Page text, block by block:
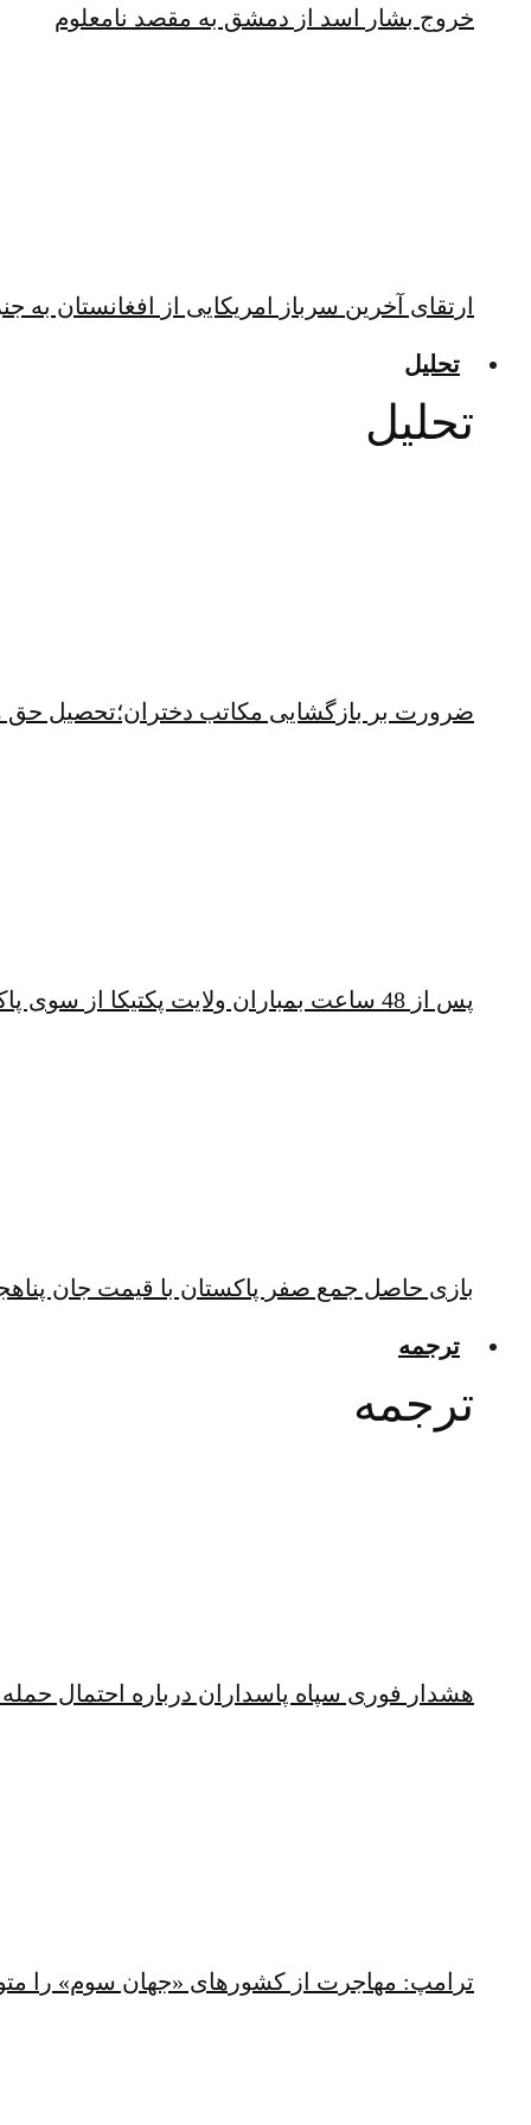
خروج بشار اسد از دمشق به مقصد نامعلوم
ارتقای آخرین سرباز امریکایی از افغانستان به
تحلیل
تحلیل
ضرورت بر بازگشایی مکاتب دختران؛تحصیل
پس از 48 ساعت بمباران ولایت پکتیکا از سوی پاکستان؛ شهباز شریف همچنان خشمگین است
بازی حاصل جمع صفر پاکستان با قیمت جان
ترجمه
ترجمه
هشدار فوری سپاه پاسداران درباره احتمال
ترامپ: مهاجرت از کشورهای «جهان سوم» را